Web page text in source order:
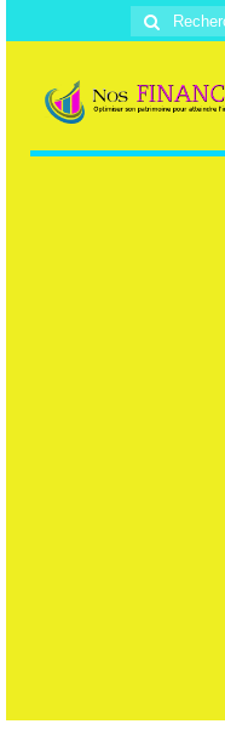
Rechercher
: